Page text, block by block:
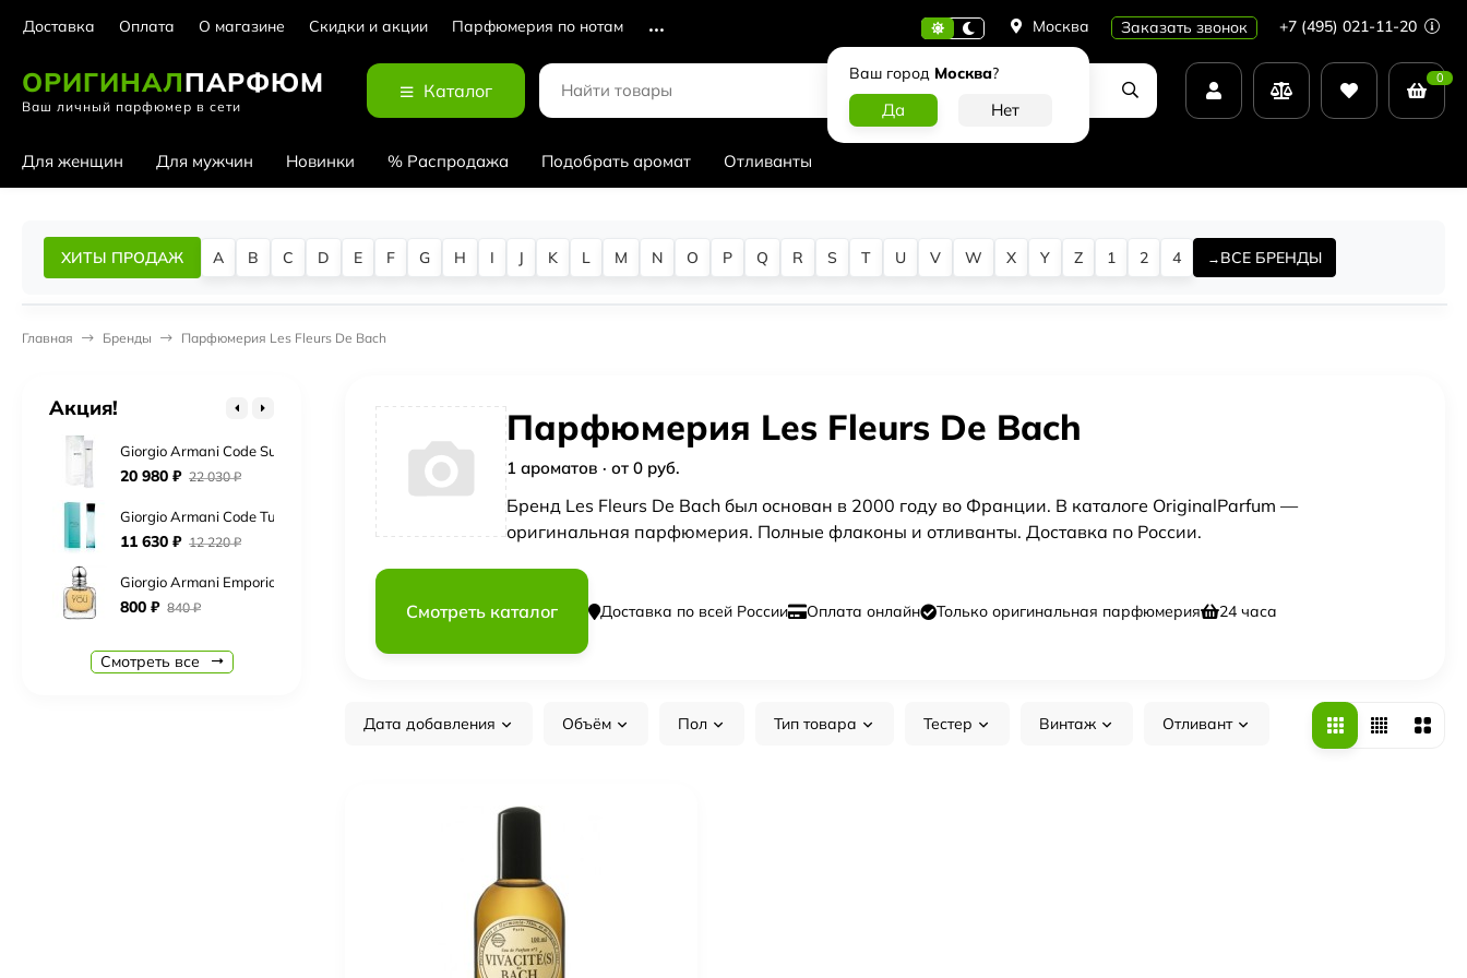
Доставка Оплата О магазине Скидки и акции Парфюмерия по нотам Москва
Ваш город Москва?
Заказать звонок +7 (495) 021-11-20
ОРИГИНАЛПАРФЮМ
Ваш личный парфюмер в сети
Каталог
0
Для женщин Для мужчин Новинки % Распродажа Подобрать аромат Отливанты
ХИТЫ ПРОДАЖ A B C D E F G H I J K L M N O P Q R S T U V W X Y Z 1 2 4 ВСЕ БРЕНДЫ
Главная Бренды Парфюмерия Les Fleurs De Bach
Парфюмерия Les Fleurs De Bach
1 ароматов · от 0 руб.
Бренд Les Fleurs De Bach был основан в 2000 году во Франции. В каталоге OriginalParfum —
оригинальная парфюмерия. Полные флаконы и отливанты. Доставка по России.
Смотреть каталог Доставка по всей России Оплата онлайн Только оригинальная парфюмерия 24 часа
Дата добавления Объём Пол Тип товара Тестер Винтаж Отливант
Акция!
Cerruti 1881 Bella Notte
5 880₽ 6 180
Нет в наличии
Giorgio Armani Code Summer Eau Fraiche
20 980 ₽ 22 030₽
Giorgio Armani Code Turquoise (eau fraiche)
11 630 ₽ 12 220₽
Giorgio Armani Emporio Armani Because It`s You
800 ₽ 840₽
Giorgio Armani Si Passione Eclat
840₽ 890₽
Смотреть все